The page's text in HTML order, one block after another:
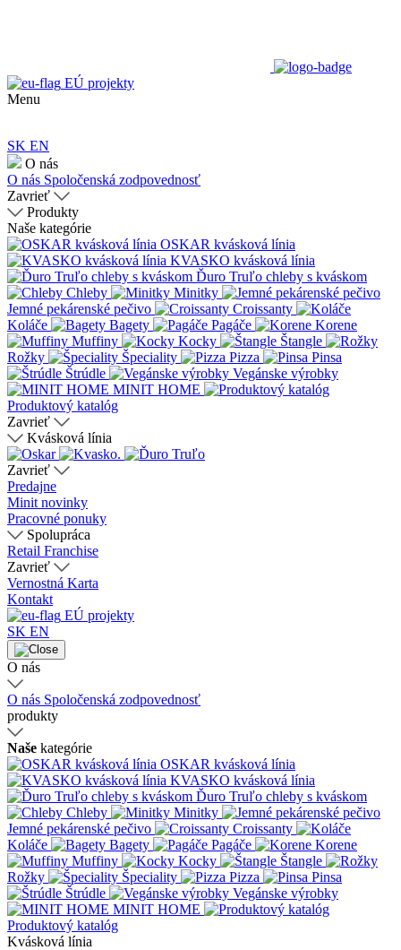
EÚ projekty
Menu
SK EN
O nás
O nás Spoločenská zodpovednosť
Zavrieť
Produkty
Naše kategórie
OSKAR kvásková línia
KVASKO kvásková línia
Ďuro Truľo chleby s kváskom
Chleby
Minitky
Jemné pekárenské pečivo
Croissanty
Koláče
Bagety Pagáče
Korene
Muffiny
Kocky
Štangle
Rožky
Špeciality Pizza
Pinsa
Štrúdle
Vegánske výrobky
MINIT HOME
Produktový katalóg
Zavrieť
Kvásková línia
Zavrieť
Predajne
Minit novinky
Pracovné ponuky
Spolupráca
Retail Franchise
Zavrieť
Vernostná Karta
Kontakt
EÚ projekty
SK EN
O nás
O nás Spoločenská zodpovednosť
produkty
Naše kategórie
OSKAR kvásková línia
KVASKO kvásková línia
Ďuro Truľo chleby s kváskom
Chleby
Minitky
Jemné pekárenské pečivo
Croissanty
Koláče
Bagety Pagáče
Korene
Muffiny
Kocky
Štangle
Rožky
Špeciality Pizza
Pinsa
Štrúdle
Vegánske výrobky
MINIT HOME
Produktový katalóg
Kvásková línia